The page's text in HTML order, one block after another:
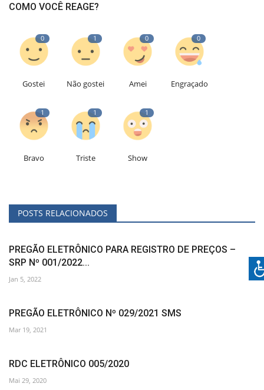
COMO VOCÊ REAGE?
0
Gostei
1
Não gostei
0
Amei
0
Engraçado
1
Bravo
1
Triste
1
Show
POSTS RELACIONADOS
PREGÃO ELETRÔNICO PARA REGISTRO DE PREÇOS –
SRP Nº 001/2022...
Jan 5, 2022
PREGÃO ELETRÔNICO Nº 029/2021 SMS
Mar 19, 2021
RDC ELETRÔNICO 005/2020
Mai 29, 2020